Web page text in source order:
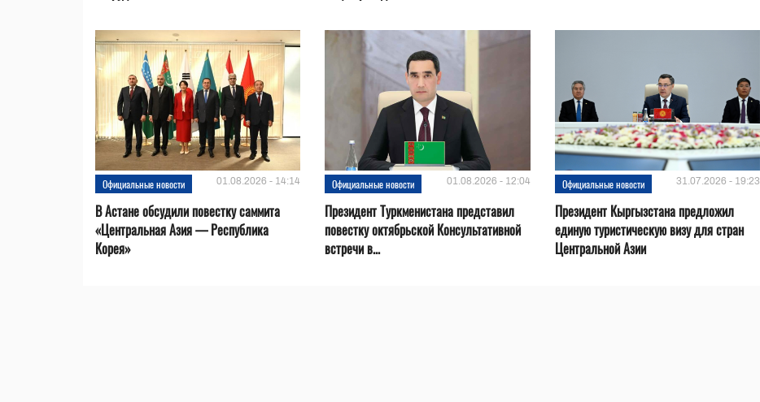
Официальные новости 01.08.2026 - 14:14
В Астане обсудили повестку саммита
«Центральная Азия — Республика
Корея»
Официальные новости 01.08.2026 - 12:04
Президент Туркменистана представил
повестку октябрьской Консультативной
встречи в...
Официальные новости 31.07.2026 - 19:23
Президент Кыргызстана предложил
единую туристическую визу для стран
Центральной Азии